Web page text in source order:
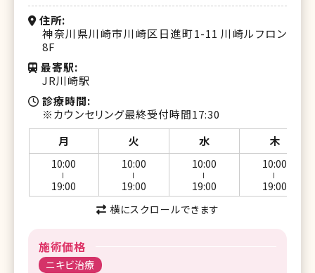
住所
神奈川県川崎市川崎区日進町1-11 川崎ルフロン
8F
最寄駅
JR川崎駅
診療時間
※カウンセリング最終受付時間17:30
月
火 水 木
10:00
19:00
10:00
19:00
10:00
19:00
10:00
19:00
横にスクロールできます
施術価格
ニキビ治療